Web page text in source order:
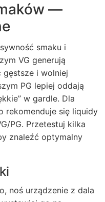
—
smaku i
VG generują
gęstsze i wolniej
PG lepiej oddają
w gardle. Dla
rekomenduje się liquidy
PG. Przetestuj kilka
znaleźć optymalny
noś urządzenie z dala